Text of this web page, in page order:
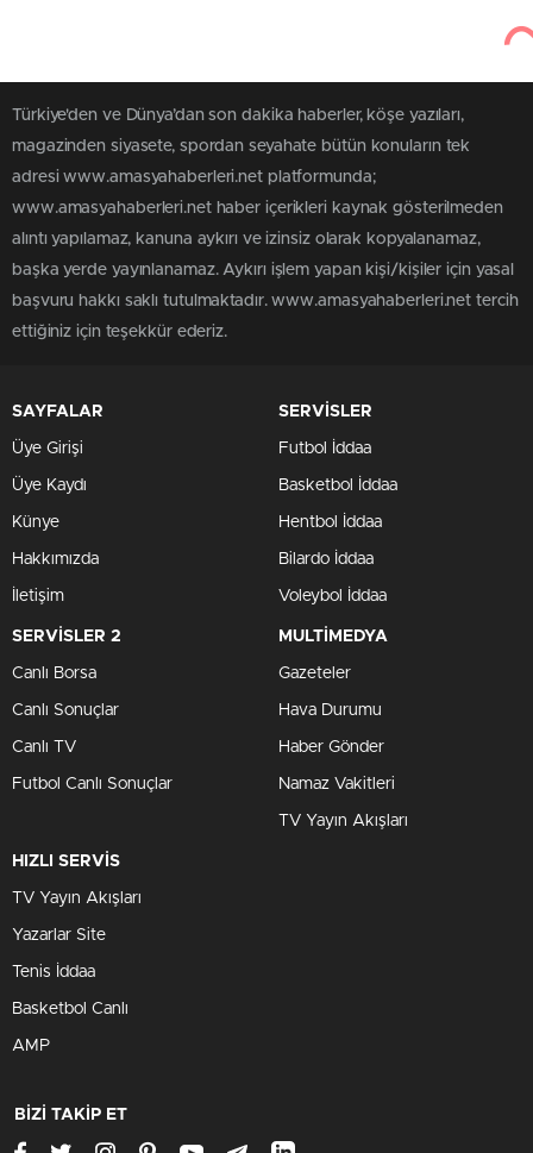
Türkiye'den ve Dünya’dan son dakika haberler, köşe yazıları,
magazinden siyasete, spordan seyahate bütün konuların tek
adresi www.amasyahaberleri.net platformunda;
www.amasyahaberleri.net haber içerikleri kaynak gösterilmeden
alıntı yapılamaz, kanuna aykırı ve izinsiz olarak kopyalanamaz,
başka yerde yayınlanamaz. Aykırı işlem yapan kişi/kişiler için yasal
başvuru hakkı saklı tutulmaktadır. www.amasyahaberleri.net tercih
ettiğiniz için teşekkür ederiz.
SAYFALAR
Üye Girişi
Üye Kaydı
Künye
Hakkımızda
İletişim
SERVİSLER
Futbol İddaa
Basketbol İddaa
Hentbol İddaa
Bilardo İddaa
Voleybol İddaa
SERVİSLER 2
Canlı Borsa
Canlı Sonuçlar
Canlı TV
Futbol Canlı Sonuçlar
MULTİMEDYA
Gazeteler
Hava Durumu
Haber Gönder
Namaz Vakitleri
TV Yayın Akışları
HIZLI SERVİS
TV Yayın Akışları
Yazarlar Site
Tenis İddaa
Basketbol Canlı
AMP
BİZİ TAKİP ET